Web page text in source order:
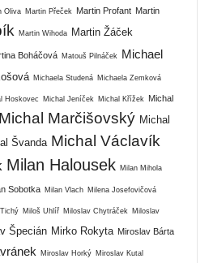
Oliva Martin Přeček Martin Profant Martin
Martin Wihoda Martin Žáček
Boháčová Matouš Pilnáček
Michael
Michaela Studená Michaela Zemková
Hoskovec Michal Jeníček Michal Křížek Michal
Michal Marčišovský Michal
Švanda Michal Václavík
Milan Halousek Milan Mihola
Sobotka Milan Vlach Milena Josefovičová
Miloš Uhlíř Miloslav Chytráček Miloslav
Špecián Mirko Rokyta Miroslav Bárta
Miroslav Horký Miroslav Kutal